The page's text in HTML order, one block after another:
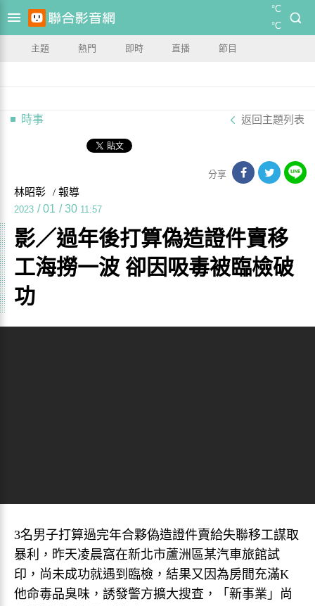
°C
°C
主題 熱門 即時 直播 節目
時事 返回主題列表
分享
林昭彰 / 報導
2023 / 01 / 30 11:57
影／過年後打算偽造證件賣移
工海撈一波 卻因吸毒被臨檢破
功
3名男子打算過完年合夥偽造證件賣給失聯移工謀取
暴利，昨天凌晨窩在新北市蘆洲區某汽車旅館試
印，尚未成功就遇到臨檢，結果又因為房間充滿K
他命毒品臭味，誘發警方擴大搜查，「新事業」尚